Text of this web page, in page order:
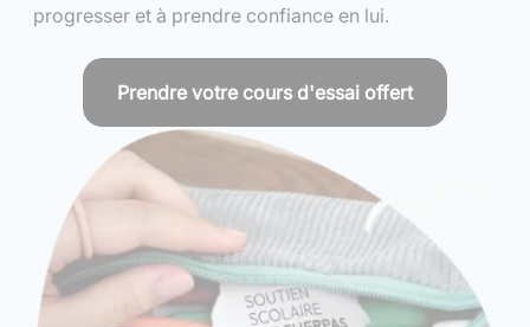
progresser et à prendre confiance en lui.
Prendre votre cours d'essai offert